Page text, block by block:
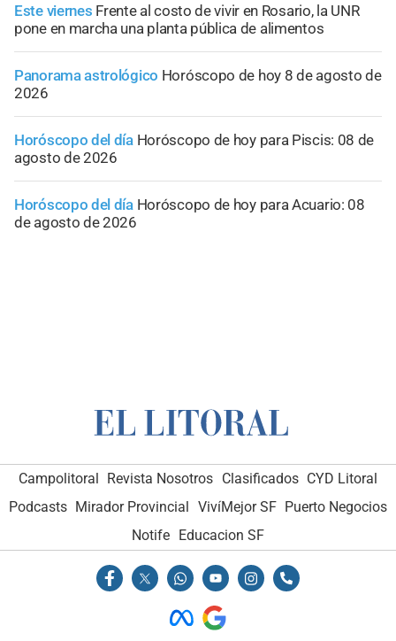
Este viernes Frente al costo de vivir en Rosario, la UNR
pone en marcha una planta pública de alimentos
Panorama astrológico Horóscopo de hoy 8 de agosto de
2026
Horóscopo del día Horóscopo de hoy para Piscis: 08 de
agosto de 2026
Horóscopo del día Horóscopo de hoy para Acuario: 08
de agosto de 2026
Campolitoral Revista Nosotros Clasificados CYD Litoral
Podcasts Mirador Provincial VivíMejor SF Puerto Negocios
Notife Educacion SF